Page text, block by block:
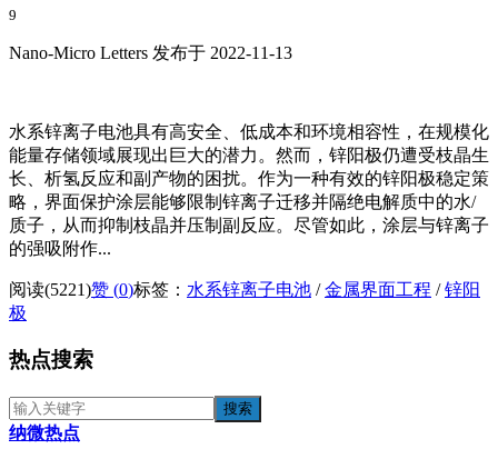
9
Nano-Micro Letters 发布于 2022-11-13
水系锌离子电池具有高安全、低成本和环境相容性，在规模化
能量存储领域展现出巨大的潜力。然而，锌阳极仍遭受枝晶生
长、析氢反应和副产物的困扰。作为一种有效的锌阳极稳定策
略，界面保护涂层能够限制锌离子迁移并隔绝电解质中的水/
质子，从而抑制枝晶并压制副反应。尽管如此，涂层与锌离子
的强吸附作...
阅读(5221)赞 (0)标签： 水系锌离子电池 /金属界面工程 /锌阳
极
热点搜索
纳微热点